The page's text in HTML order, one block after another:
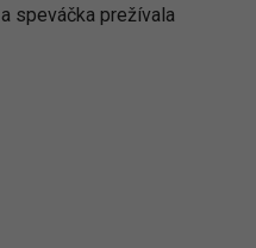
a speváčka prežívala